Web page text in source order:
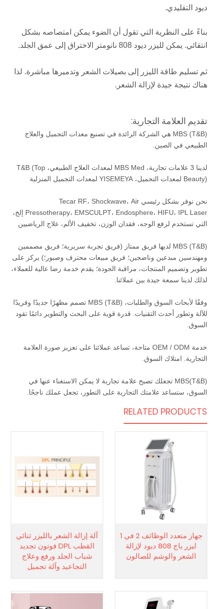
ديود التقليدي.
بناءً على النظرية التي تقول أن الضوء يمكن امتصاصه بشكل
انتقائي. يمكن لليزر ديود 808 نانومتر
الاختراق إلى عمق الجلد.
ثم تسليم طاقة الليزر إلى بصيلات الشعر وتدميرها مباشرة. لذا
هناك نتيجة جيدة لإزالة الشعر.
تقديم العلامة التجارية:
MBS (T&B) هي الشركة الرائدة في تصنيع معدات التجميل والعلاج
الطبيعي في الصين.
لدينا 3 علامات تجارية، MBS Med لمعدات العلاج الطبيعي، T&B (Top
Beauty) لمعدات التجميل، YISEMEYA لمعدات التجميل المنزلية
نحن نوفر بشكل رئيسي Tecar RF، Shockwave، Air
Pressotherapy، EMSCULPT، Endosphere، HIFU، IPL Laser إلخ،
التي تستخدم لرفع الوجه، فقدان الوزن، تخفيف الألم، علاج الرياضيين
MBS (T&B) لديها فريق ممتاز (فريق تجربة سريرية؛ فريق مصممين
ومهندسين مبدعين وناضجين؛ فريق مبيعات محترف وصبور؛) يركز على
تطوير وتصميم المنتجات، مراقبة الجودة؛ يقدم خدمة رضا عالية للعملاء،
لذلك لدينا سمعة جيدة بين عملائنا.
وفقًا لأبحاث السوق والطلبات، MBS (T&B) تصمم مظهرًا جديدًا وفريدًا
للآلة وتطور أحدث التقنيات. قدرة قوية على البحث والتطوير دائمًا تقود
السوق.
خدمة OEM / ODM متاحة، تساعد عملائنا على تعزيز صورة العلامة
التجارية. امتلاك السوق.
MBS(T&B) تجعلك تصبح علامة تجارية لا يمكن الاستغناء عنها في
السوق، ستساعد علامتك التجارية على التطور، تجعل عملك ناجحًا.
RELATED PRODUCTS
جهاز متعدد الوظائف 2 في 1
ليزر ياج 808 ديود لإزالة
الشعر والوشم للصالون
آلة إزالة الشعر بالليزر ثنائي
القطب DPL فوتون تجديد
شباب الجلد ورفع وعلاج
التجاعيد وآلة تجميل